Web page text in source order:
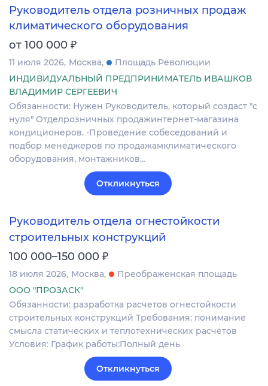
Руководитель отдела розничных продаж
климатического оборудования
от 100 000 ₽
11 июля 2026 Москва
Площадь Революции
ИНДИВИДУАЛЬНЫЙ ПРЕДПРИНИМАТЕЛЬ ИВАШКОВ
ВЛАДИМИР СЕРГЕЕВИЧ
Обязанности: Нужен Руководитель, который создаст "с
нуля" Отделрозничных продажинтернет-магазина
кондиционеров. -Проведение собеседований и
подбор менеджеров по продажамклиматического
оборудования, монтажников…
Откликнуться
Руководитель отдела огнестойкости
строительных конструкций
100 000–150 000 ₽
18 июля 2026 Москва
Преображенская площадь
ООО "ПРОЗАСК"
Обязанности: разработка расчетов огнестойкости
строительных конструкций Требования: понимание
смысла статических и теплотехнических расчетов
Условия: График работы:Полный день
Откликнуться